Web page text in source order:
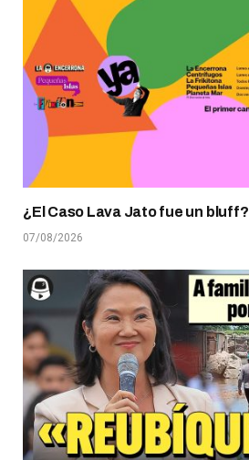
¿El Caso Lava Jato fue un bluff?
07/08/2026